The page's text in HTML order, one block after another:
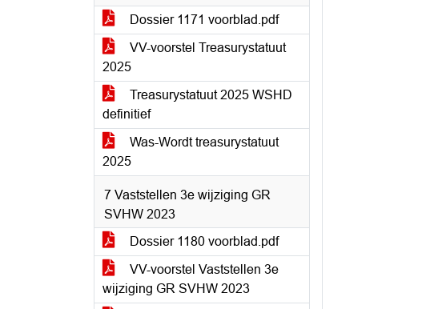
Dossier 1171 voorblad.pdf
VV-voorstel Treasurystatuut
2025
Treasurystatuut 2025 WSHD
definitief
Was-Wordt treasurystatuut
2025
7 Vaststellen 3e wijziging GR
SVHW 2023
Dossier 1180 voorblad.pdf
VV-voorstel Vaststellen 3e
wijziging GR SVHW 2023